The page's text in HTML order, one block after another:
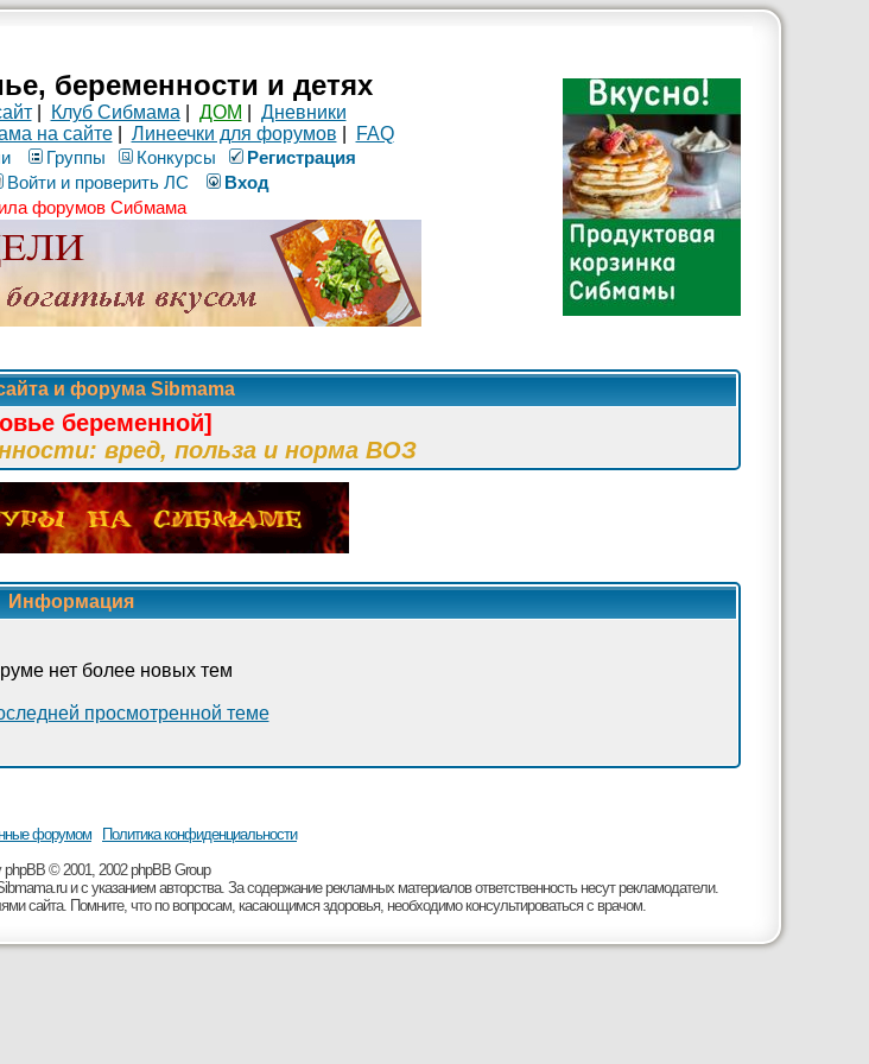
беременности и детях
| Клуб Сибмама ДОМ
Дневники
на сайте| Линеечки для форумов
FAQ
Группы Конкурсы
Рeгиcтpaция
Войти и проверить ЛС
Вход
форумов Сибмама
и форума Sibmama
беременной]
вред, польза и норма ВОЗ
Информация
нет более новых тем
просмотренной теме
форумом
Политика конфиденциальности
рhрВВ © 2001, 2002 рhрВВ Grоuр
и с указанием авторства. За содержание рекламных материалов ответственность несут рекламодатели.
сайта. Помните, что по вопросам, касающимся здоровья, необходимо консультироваться с врачом.